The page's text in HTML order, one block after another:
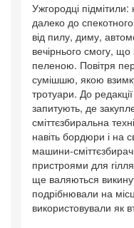
Ужгородці
далеко до
від пилу, диму,
вечірнього смогу, що
пеленою. Повітря
сумішшю, якою
тротуари. До
запитують, де
сміттєзбиральна
навіть бордюри і на
машини-
пристроями для
ще валяються
подрібнювали на
використовували як